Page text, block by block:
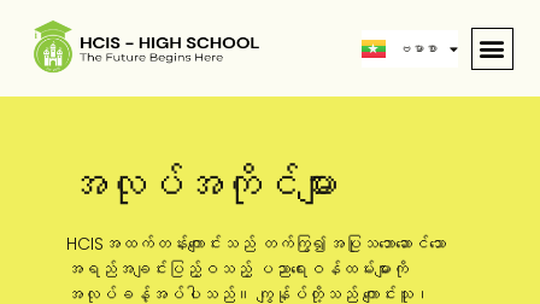
ဗမာစာ
English
အလုပ်အကိုင်များ
HCISအထက်တန်းကျောင်းသည် တက်ကြွ၍အပြုသဘောဆောင်သော
အရည်အချင်းပြည့်ဝသည့် ပညာရေးဝန်ထမ်းများကို
အလုပ်ခန့်အပ်ပါသည်။ ကျွန်ုပ်တို့သည် ကျောင်းသူ၊